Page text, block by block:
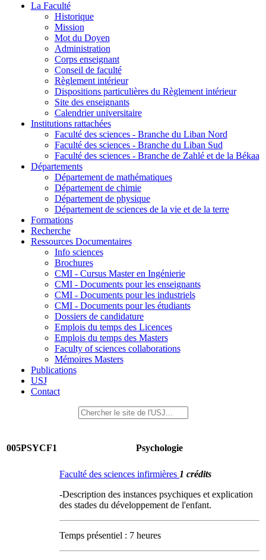
La Faculté
Historique
Mission
Mot du Doyen
Administration
Corps enseignant
Conseil de faculté
Règlement intérieur
Dispositions particulières du Règlement intérieur
Site des enseignants
Calendrier universitaire
Institutions rattachées
Faculté des sciences - Branche du Liban Nord
Faculté des sciences - Branche du Liban Sud
Faculté des sciences - Branche de Zahlé et de la Békaa
Départements
Département de mathématiques
Département de chimie
Département de physique
Département de sciences de la vie et de la terre
Formations
Recherche
Ressources Documentaires
Info sciences
Brochures
CMI - Cursus Master en Ingénierie
CMI - Documents pour les enseignants
CMI - Documents pour les industriels
CMI - Documents pour les étudiants
Dossiers de candidature
Emplois du temps des Licences
Emplois du temps des Masters
Faculty of sciences collaborations
Mémoires Masters
Publications
USJ
Contact
005PSYCF1 Psychologie
Faculté des sciences infirmières 1 crédits
-Description des instances psychiques et explication
des stades du développement de l'enfant.
Temps présentiel : 7 heures